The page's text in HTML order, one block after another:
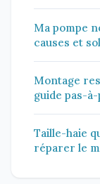
Ma pompe
causes et
Montage
guide pas-à-
Taille-haie
réparer le